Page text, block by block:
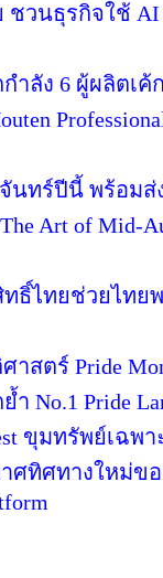
ชวนธุรกิจใช้
กำลัง 6 ผู้ผลิตเ
นทร์ปีนี้ พร้อม
Art of Mid-
ไทยช่วยไทยพ
สตร์ Pride
No.1 Pride
ขุมทรัพย์เฉ
ศทิศทางใหม่ขอ